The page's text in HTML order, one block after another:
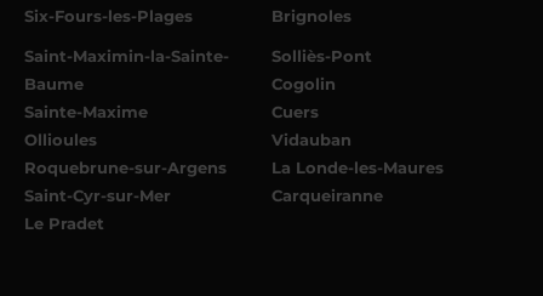
Six-Fours-les-Plages
Brignoles
Saint-Maximin-la-Sainte-
Baume
Sainte-Maxime
Ollioules
Roquebrune-sur-Argens
Saint-Cyr-sur-Mer
Le Pradet
Solliès-Pont
Cogolin
Cuers
Vidauban
La Londe-les-Maures
Carqueiranne